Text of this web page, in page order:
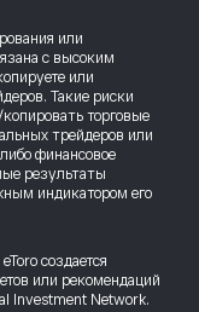
или
с высоким
или
Такие риски
торговые
трейдеров или
финансовое
результаты
индикатором его
создается
или рекомендаций
Investment Network.